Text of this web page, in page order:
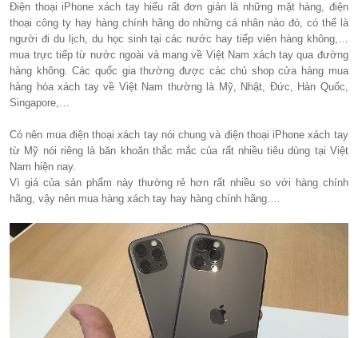
Điện thoại iPhone xách tay hiểu rất đơn giản là những mặt hàng, điện
thoại công ty hay hàng chính hãng do những cá nhân nào đó, có thể là
người đi du lịch, du học sinh tại các nước hay tiếp viên hàng không,…
mua trực tiếp từ nước ngoài và mang về Việt Nam xách tay qua đường
hàng không. Các quốc gia thường được các chủ shop cửa hàng mua
hàng hóa xách tay về Việt Nam thường là Mỹ, Nhật, Đức, Hàn Quốc,
Singapore,…
Có nên mua điện thoại xách tay nói chung và điện thoại iPhone xách tay
từ Mỹ nói riêng là băn khoăn thắc mắc của rất nhiều tiêu dùng tại Việt
Nam hiện nay.
Vì giá của sản phẩm này thường rẻ hơn rất nhiều so với hàng chính
hãng, vậy nên mua hàng xách tay hay hàng chính hãng….